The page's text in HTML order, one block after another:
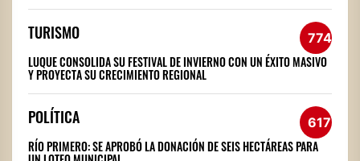
TURISMO 774
LUQUE CONSOLIDA SU FESTIVAL DE INVIERNO CON UN ÉXITO MASIVO
Y PROYECTA SU CRECIMIENTO REGIONAL
POLÍTICA 617
RÍO PRIMERO: SE APROBÓ LA DONACIÓN DE SEIS HECTÁREAS PARA